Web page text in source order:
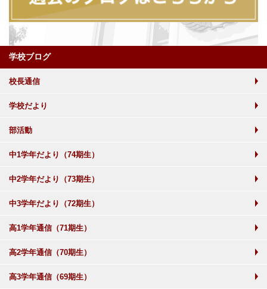
学校ブログ
校長通信
学校だより
部活動
中1学年だより（74期生）
中2学年だより（73期生）
中3学年だより（72期生）
高1学年通信（71期生）
高2学年通信（70期生）
高3学年通信（69期生）